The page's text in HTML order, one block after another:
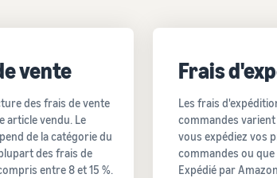
vente
des frais de vente
article vendu. Le
de la catégorie du
des frais de
entre 8 et 15 %.
Frais
Les frais
commandes
vous expédiez vos
commandes ou
Expédié par